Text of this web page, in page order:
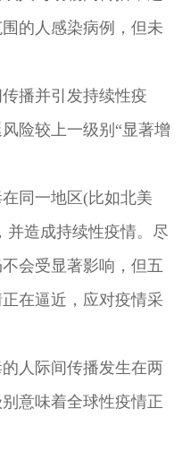
的人感染病例，但未
播并引发持续性疫
险较上一级别“显著增
同一地区(比如北美
并造成持续性疫情。尽
会受显著影响，但五
在逼近，应对疫情采
人际间传播发生在两
意味着全球性疫情正